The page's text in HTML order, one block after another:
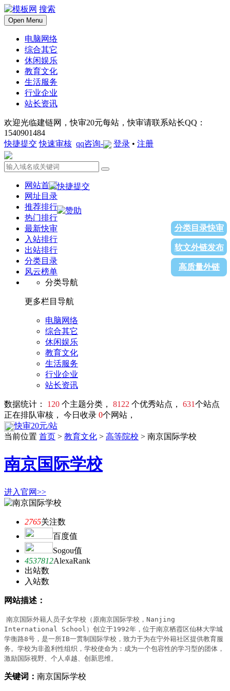
搜索
Open Menu
电脑网络
综合其它
休闲娱乐
教育文化
生活服务
行业企业
站长资讯
欢迎光临建链网，快审20元每站，快审请联系站长QQ：
1540901484
快捷提交 快速审核 qq咨询- 登录 • 注册
网站首页
网址目录
推荐排行
热门排行
最新快审
入站排行
出站排行
分类目录
风云榜单
分类导航
更多栏目导航
电脑网络
综合其它
休闲娱乐
教育文化
生活服务
行业企业
站长资讯
数据统计： 120 个主题分类， 8122 个优秀站点， 631个站点
正在排队审核， 今日收录 0个网站，
快审20元/站
分类目录快审
软文外链发布
高质量外链
当前位置 首页 > 教育文化 > 高等院校 > 南京国际学校
南京国际学校
进入官网>>
2765关注数
百度值
Sogou值
4537812AlexaRank
出站数
入站数
网站描述：
南京国际外籍人员子女学校（原南京国际学校，Nanjing
International School）创立于1992年，位于南京栖霞区仙林大学城
学衡路8号，是一所IB一贯制国际学校，致力于为在宁外籍社区提供教育服
务。学校为非盈利性组织，学校使命为：成为一个包容性的学习型的团体，
激励国际视野、个人卓越、创新思维。
关键词： 南京国际学校